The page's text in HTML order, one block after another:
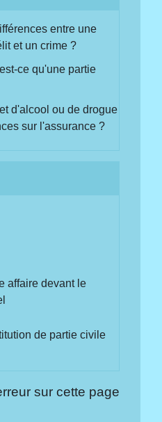
entre une
et un crime ?
ce qu'une partie
d'alcool ou de drogue
sur l'assurance ?
affaire devant le
de partie civile
sur cette page